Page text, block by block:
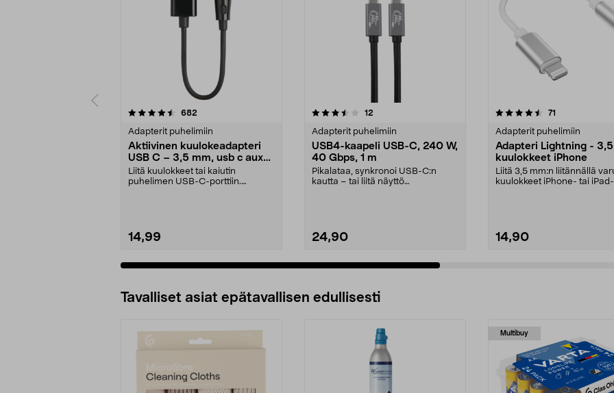
682
Adapterit puhelimiin
Aktiivinen kuulokeadapteri
USB C – 3,5 mm, usb c aux
adapteri
Liitä kuulokkeet tai kaiutin
puhelimen USB-C-porttiin.
14,99
3.5 viidestä
12
Adapterit puhelimiin
USB4-kaapeli USB-C, 240 W,
40 Gbps, 1 m
Pikalataa, synkronoi USB-C:n
kautta – tai liitä näyttö
24,90
4.5 viidestä
71
Adapterit puhelimiin
Adapteri Lightning -
kuulokkeet iPhone
Liitä 3,5 mm:n liitännällä
kuulokkeet iPhone- tai iPad-
14,90
4.5 viidestä
Tavalliset asiat epätavallisen edullisesti
Multibuy